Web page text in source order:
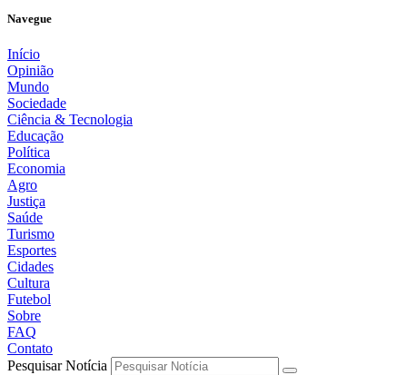
Navegue
Início
Opinião
Mundo
Sociedade
Ciência & Tecnologia
Educação
Política
Economia
Agro
Justiça
Saúde
Turismo
Esportes
Cidades
Cultura
Futebol
Sobre
FAQ
Contato
Pesquisar Notícia